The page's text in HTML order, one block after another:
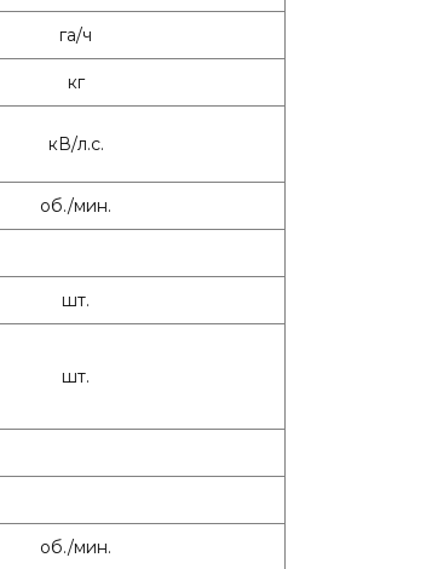
га/ч
кг
кВ/л.с.
об./мин.
шт.
шт.
об./мин.